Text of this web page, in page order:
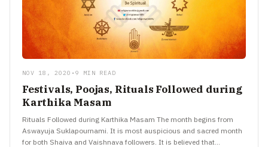
NOV 18, 2020 • 9 MIN READ
Festivals, Poojas, Rituals Followed during
Karthika Masam
Rituals Followed during Karthika Masam The month begins from
Aswayuja Suklapournami. It is most auspicious and sacred month
for both Shaiva and Vaishnava followers. It is believed that…